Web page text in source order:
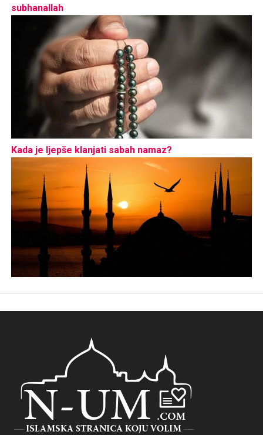
subhanallah
Kada je ljepše klanjati sabah namaz?